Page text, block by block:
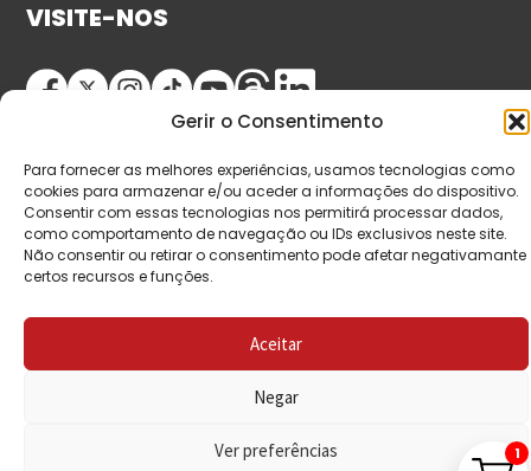
Gerir o Consentimento
Para fornecer as melhores experiências, usamos tecnologias como
cookies para armazenar e/ou aceder a informações do dispositivo.
Consentir com essas tecnologias nos permitirá processar dados,
como comportamento de navegação ou IDs exclusivos neste site.
Não consentir ou retirar o consentimento pode afetar negativamante
certos recursos e funções.
Aceitar
Negar
Ver preferências
VISITE-NOS
© Copyright 2026 Saída de Emergência. Todos os
direitos reservados.
1